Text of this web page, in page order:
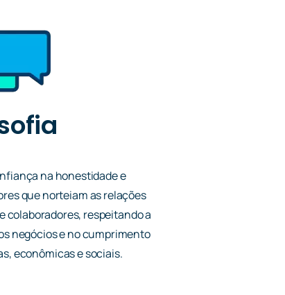
na honestidade e
que norteiam as relações
colaboradores, respeitando a
negócios e no cumprimento
econômicas e sociais.